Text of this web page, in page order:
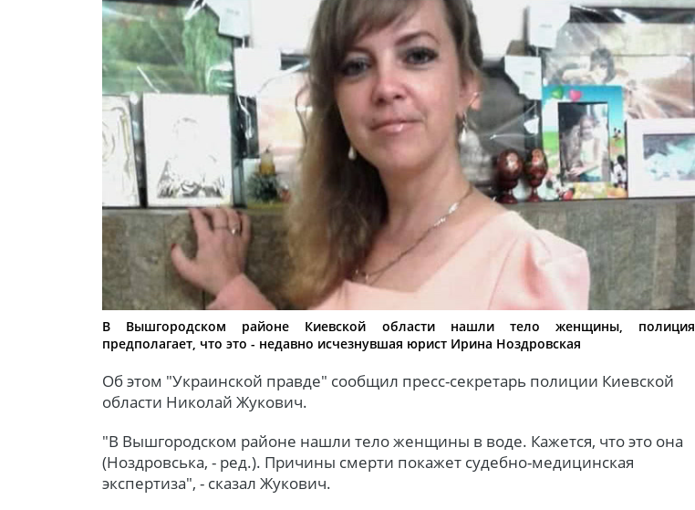
В Вышгородском районе Киевской области нашли тело женщины, полиция
предполагает, что это - недавно исчезнувшая юрист Ирина Ноздровская
Об этом "Украинской правде" сообщил пресс-секретарь полиции Киевской
области Николай Жукович.
"В Вышгородском районе нашли тело женщины в воде. Кажется, что это она
(Ноздровська, - ред.). Причины смерти покажет судебно-медицинская
экспертиза", - сказал Жукович.